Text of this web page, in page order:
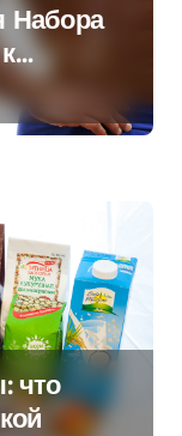
Набора
что